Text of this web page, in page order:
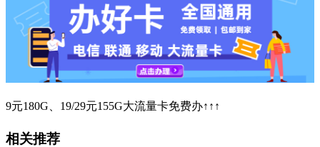
9元180G、19/29元155G大流量卡免费办↑↑↑
相关推荐